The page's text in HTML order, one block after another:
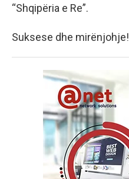
“Shqipëria e Re”.
Suksese dhe mirënjohje!